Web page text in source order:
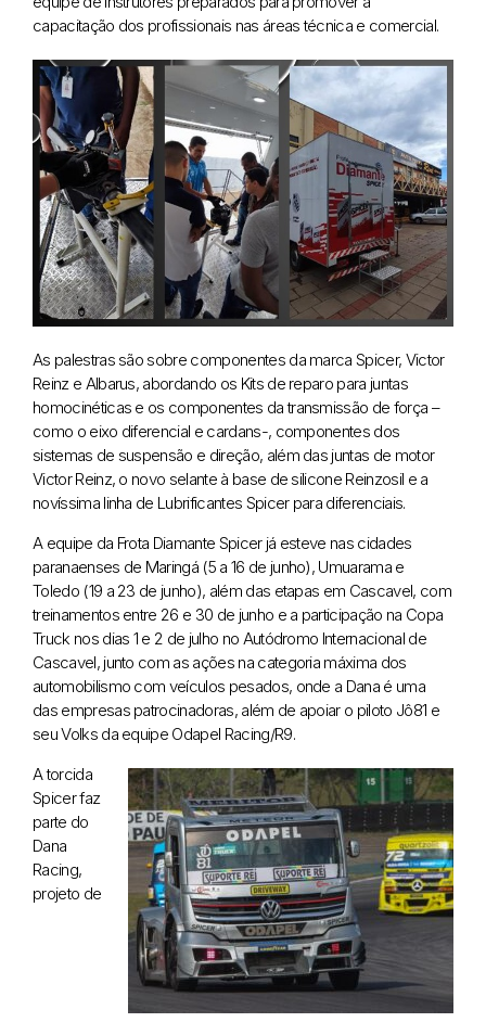
capacitação dos profissionais nas áreas técnica e comercial.
As palestras são sobre componentes da marca Spicer, Victor
Reinz e Albarus, abordando os Kits de reparo para juntas
homocinéticas e os componentes da transmissão de força –
como o eixo diferencial e cardans-, componentes dos
sistemas de suspensão e direção, além das juntas de motor
Victor Reinz, o novo selante à base de silicone Reinzosil e a
novíssima linha de Lubrificantes Spicer para diferenciais.
A equipe da Frota Diamante Spicer já esteve nas cidades
paranaenses de Maringá (5 a 16 de junho), Umuarama e
Toledo (19 a 23 de junho), além das etapas em Cascavel, com
treinamentos entre 26 e 30 de junho e a participação na Copa
Truck nos dias 1 e 2 de julho no Autódromo Internacional de
Cascavel, junto com as ações na categoria máxima dos
automobilismo com veículos pesados, onde a Dana é uma
das empresas patrocinadoras, além de apoiar o piloto Jô81 e
seu Volks da equipe Odapel Racing/R9.
A torcida
Spicer faz
parte do
Dana
Racing,
projeto de